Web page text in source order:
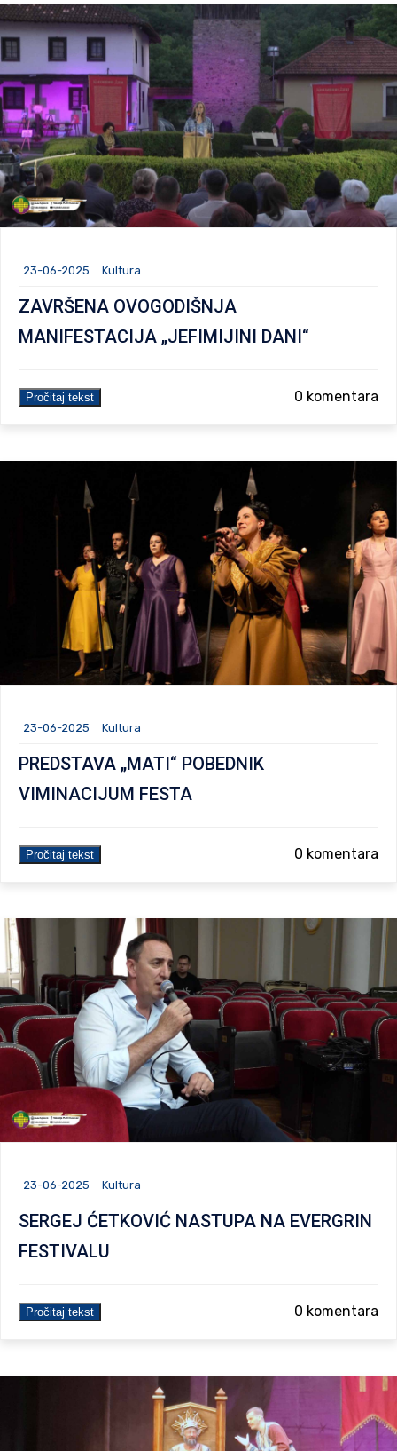
23-06-2025 Kultura
ZAVRŠENA OVOGODIŠNJA
MANIFESTACIJA „JEFIMIJINI DANI“
Pročitaj tekst 0 komentara
23-06-2025 Kultura
PREDSTAVA „MATI“ POBEDNIK
VIMINACIJUM FESTA
Pročitaj tekst 0 komentara
23-06-2025 Kultura
SERGEJ ĆETKOVIĆ NASTUPA NA EVERGRIN
FESTIVALU
Pročitaj tekst 0 komentara